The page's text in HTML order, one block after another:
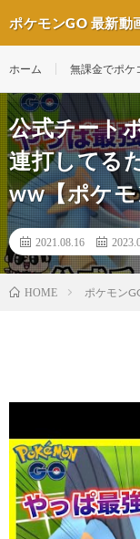
ポケモンGO 最新動
ホーム 無課金でポケ
公式チート
連打してる
ww【ポケ
2021.08.16
HOME ポケモン